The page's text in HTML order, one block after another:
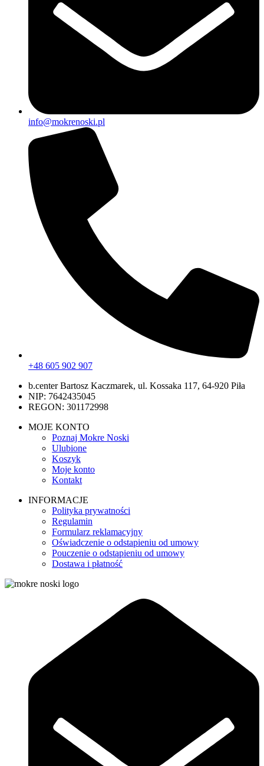
info@mokrenoski.pl
+48 605 902 907
b.center Bartosz Kaczmarek, ul. Kossaka 117, 64-920 Piła
NIP: 7642435045
REGON: 301172998
MOJE KONTO
Poznaj Mokre Noski
Ulubione
Koszyk
Moje konto
Kontakt
INFORMACJE
Polityka prywatności
Regulamin
Formularz reklamacyjny
Oświadczenie o odstapieniu od umowy
Pouczenie o odstąpieniu od umowy
Dostawa i płatność